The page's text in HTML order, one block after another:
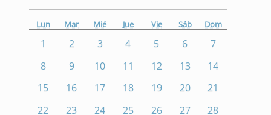
Lun Mar Mié Jue Vie Sáb Dom
1 2 3 4 5 6
7
8
9 10 11 12 13
14
15
16 17 18 19 20
21
22
23 24 25 26 27
28